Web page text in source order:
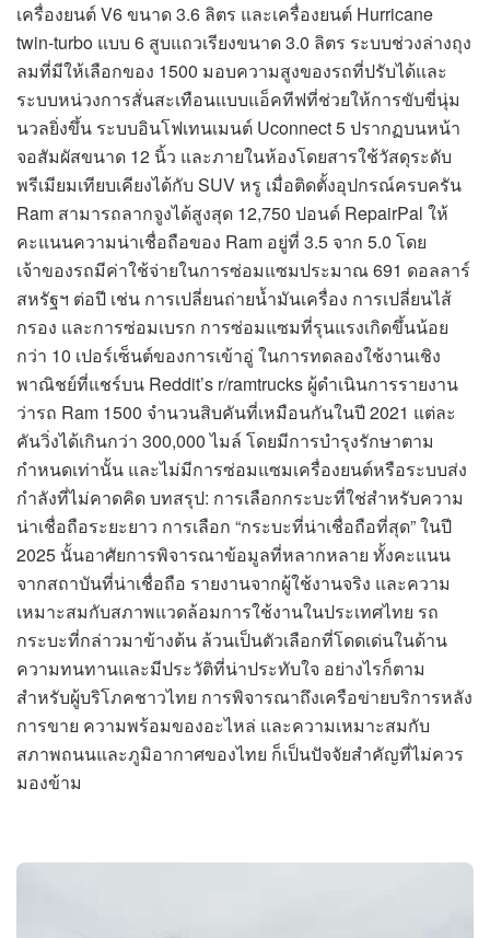
เครื่องยนต์ V6 ขนาด 3.6 ลิตร และเครื่องยนต์ Hurricane
twin-turbo แบบ 6 สูบแถวเรียงขนาด 3.0 ลิตร ระบบช่วงล่างถุง
ลมที่มีให้เลือกของ 1500 มอบความสูงของรถที่ปรับได้และ
ระบบหน่วงการสั่นสะเทือนแบบแอ็คทีฟที่ช่วยให้การขับขี่นุ่ม
นวลยิ่งขึ้น ระบบอินโฟเทนเมนต์ Uconnect 5 ปรากฏบนหน้า
จอสัมผัสขนาด 12 นิ้ว และภายในห้องโดยสารใช้วัสดุระดับ
พรีเมียมเทียบเคียงได้กับ SUV หรู เมื่อติดตั้งอุปกรณ์ครบครัน
Ram สามารถลากจูงได้สูงสุด 12,750 ปอนด์ RepairPal ให้
คะแนนความน่าเชื่อถือของ Ram อยู่ที่ 3.5 จาก 5.0 โดย
เจ้าของรถมีค่าใช้จ่ายในการซ่อมแซมประมาณ 691 ดอลลาร์
สหรัฐฯ ต่อปี เช่น การเปลี่ยนถ่ายน้ำมันเครื่อง การเปลี่ยนไส้
กรอง และการซ่อมเบรก การซ่อมแซมที่รุนแรงเกิดขึ้นน้อย
กว่า 10 เปอร์เซ็นต์ของการเข้าอู่ ในการทดลองใช้งานเชิง
พาณิชย์ที่แชร์บน Reddit’s r/ramtrucks ผู้ดำเนินการรายงาน
ว่ารถ Ram 1500 จำนวนสิบคันที่เหมือนกันในปี 2021 แต่ละ
คันวิ่งได้เกินกว่า 300,000 ไมล์ โดยมีการบำรุงรักษาตาม
กำหนดเท่านั้น และไม่มีการซ่อมแซมเครื่องยนต์หรือระบบส่ง
กำลังที่ไม่คาดคิด บทสรุป: การเลือกกระบะที่ใช่สำหรับความ
น่าเชื่อถือระยะยาว การเลือก “กระบะที่น่าเชื่อถือที่สุด” ในปี
2025 นั้นอาศัยการพิจารณาข้อมูลที่หลากหลาย ทั้งคะแนน
จากสถาบันที่น่าเชื่อถือ รายงานจากผู้ใช้งานจริง และความ
เหมาะสมกับสภาพแวดล้อมการใช้งานในประเทศไทย รถ
กระบะที่กล่าวมาข้างต้น ล้วนเป็นตัวเลือกที่โดดเด่นในด้าน
ความทนทานและมีประวัติที่น่าประทับใจ อย่างไรก็ตาม
สำหรับผู้บริโภคชาวไทย การพิจารณาถึงเครือข่ายบริการหลัง
การขาย ความพร้อมของอะไหล่ และความเหมาะสมกับ
สภาพถนนและภูมิอากาศของไทย ก็เป็นปัจจัยสำคัญที่ไม่ควร
มองข้าม